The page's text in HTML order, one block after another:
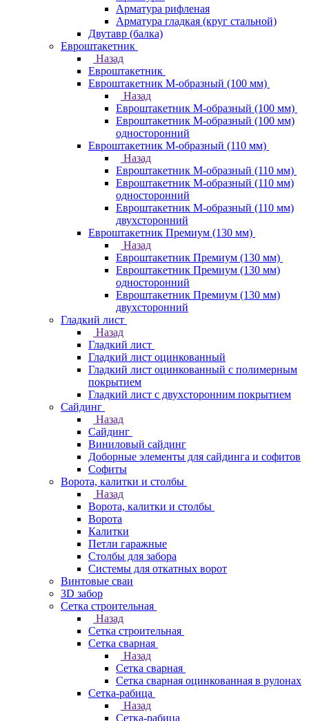
Арматура рифленая
Арматура гладкая (круг стальной)
Двутавр (балка)
Евроштакетник
Назад
Евроштакетник
Евроштакетник М-образный (100 мм)
Назад
Евроштакетник М-образный (100 мм)
Евроштакетник М-образный (100 мм)
односторонний
Евроштакетник М-образный (110 мм)
Назад
Евроштакетник М-образный (110 мм)
Евроштакетник М-образный (110 мм)
односторонний
Евроштакетник М-образный (110 мм)
двухсторонний
Евроштакетник Премиум (130 мм)
Назад
Евроштакетник Премиум (130 мм)
Евроштакетник Премиум (130 мм)
односторонний
Евроштакетник Премиум (130 мм)
двухсторонний
Гладкий лист
Назад
Гладкий лист
Гладкий лист оцинкованный
Гладкий лист оцинкованный с полимерным
покрытием
Гладкий лист с двухсторонним покрытием
Сайдинг
Назад
Сайдинг
Виниловый сайдинг
Доборные элементы для сайдинга и софитов
Софиты
Ворота, калитки и столбы
Назад
Ворота, калитки и столбы
Ворота
Калитки
Петли гаражные
Столбы для забора
Системы для откатных ворот
Винтовые сваи
3D забор
Сетка строительная
Назад
Сетка строительная
Сетка сварная
Назад
Сетка сварная
Сетка сварная оцинкованная в рулонах
Сетка-рабица
Назад
Сетка-рабица